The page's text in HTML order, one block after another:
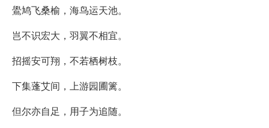
鷽鸠飞桑榆，海鸟运天池。
岂不识宏大，羽翼不相宜。
招摇安可翔，不若栖树枝。
下集蓬艾间，上游园圃篱。
但尔亦自足，用子为追随。